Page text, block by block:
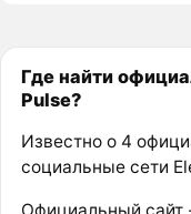
Где найти
Pulse?
Известно о 4
социальные сети